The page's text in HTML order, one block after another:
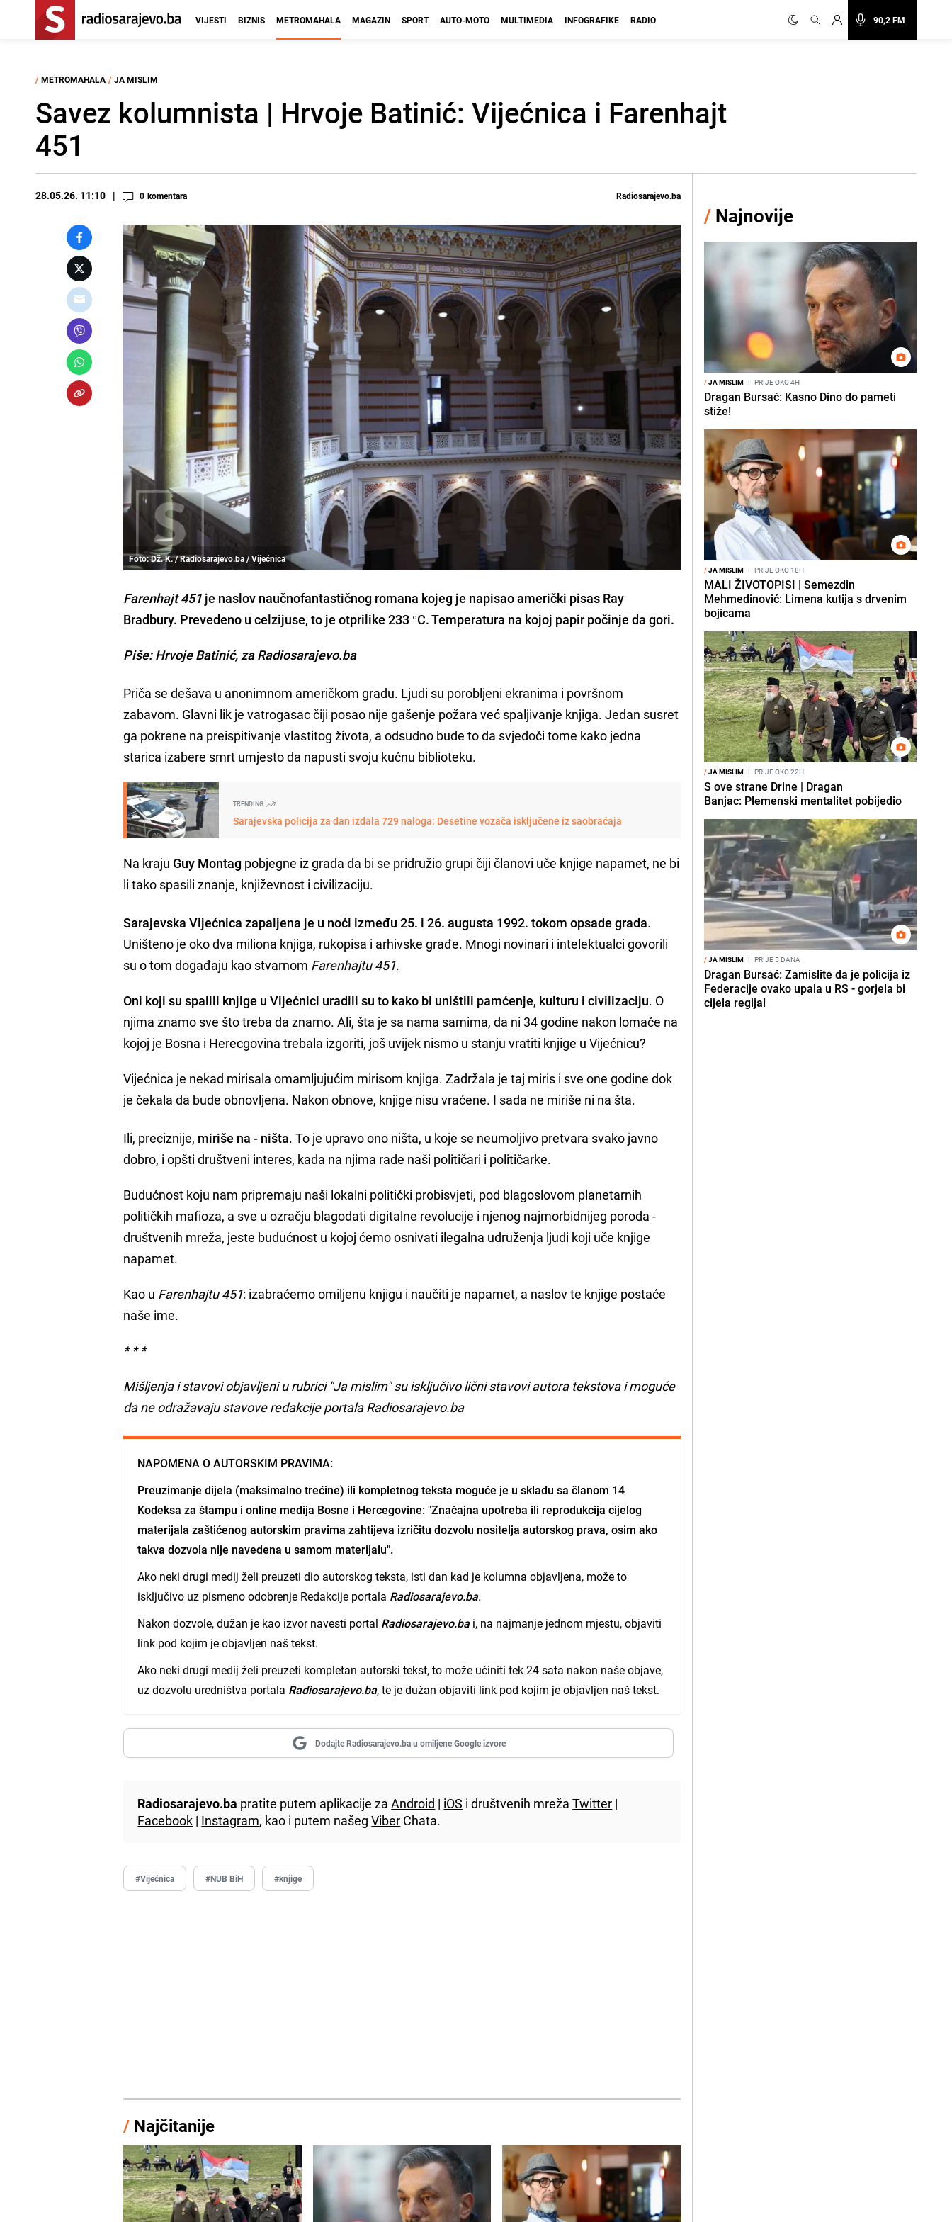
90,2 FM
VIJESTI BIZNIS METROMAHALA MAGAZIN SPORT AUTO-MOTO MULTIMEDIA INFOGRAFIKE RADIO
/ METROMAHALA / JA MISLIM
Savez kolumnista | Hrvoje Batinić: Vijećnica i Farenhajt
451
28.05.26. 11:10 0 komentara Radiosarajevo.ba
Foto: Dž. K. / Radiosarajevo.ba / Vijećnica
Farenhajt 451 je naslov naučnofantastičnog romana kojeg je napisao američki pisas Ray
Bradbury. Prevedeno u celzijuse, to je otprilike 233 °C. Temperatura na kojoj papir počinje da gori.
Piše: Hrvoje Batinić, za Radiosarajevo.ba
Priča se dešava u anonimnom američkom gradu. Ljudi su porobljeni ekranima i površnom
zabavom. Glavni lik je vatrogasac čiji posao nije gašenje požara već spaljivanje knjiga. Jedan susret
ga pokrene na preispitivanje vlastitog života, a odsudno bude to da svjedoči tome kako jedna
starica izabere smrt umjesto da napusti svoju kućnu biblioteku.
TRENDING
Sarajevska policija za dan izdala 729 naloga: Desetine vozača isključene iz saobraćaja
Na kraju Guy Montag pobjegne iz grada da bi se pridružio grupi čiji članovi uče knjige napamet, ne bi
li tako spasili znanje, književnost i civilizaciju.
Sarajevska Vijećnica zapaljena je u noći između 25. i 26. augusta 1992. tokom opsade grada.
Uništeno je oko dva miliona knjiga, rukopisa i arhivske građe. Mnogi novinari i intelektualci govorili
su o tom događaju kao stvarnom Farenhajtu 451.
Oni koji su spalili knjige u Vijećnici uradili su to kako bi uništili pamćenje, kulturu i civilizaciju. O
njima znamo sve što treba da znamo. Ali, šta je sa nama samima, da ni 34 godine nakon lomače na
kojoj je Bosna i Herecgovina trebala izgoriti, još uvijek nismo u stanju vratiti knjige u Vijećnicu?
Vijećnica je nekad mirisala omamljujućim mirisom knjiga. Zadržala je taj miris i sve one godine dok
je čekala da bude obnovljena. Nakon obnove, knjige nisu vraćene. I sada ne miriše ni na šta.
Ili, preciznije, miriše na - ništa. To je upravo ono ništa, u koje se neumoljivo pretvara svako javno
dobro, i opšti društveni interes, kada na njima rade naši političari i političarke.
Budućnost koju nam pripremaju naši lokalni politički probisvjeti, pod blagoslovom planetarnih
političkih mafioza, a sve u ozračju blagodati digitalne revolucije i njenog najmorbidnijeg poroda -
društvenih mreža, jeste budućnost u kojoj ćemo osnivati ilegalna udruženja ljudi koji uče knjige
napamet.
Kao u Farenhajtu 451: izabraćemo omiljenu knjigu i naučiti je napamet, a naslov te knjige postaće
naše ime.
* * *
Mišljenja i stavovi objavljeni u rubrici "Ja mislim" su isključivo lični stavovi autora tekstova i moguće
da ne odražavaju stavove redakcije portala Radiosarajevo.ba
NAPOMENA O AUTORSKIM PRAVIMA:
Preuzimanje dijela (maksimalno trećine) ili kompletnog teksta moguće je u skladu sa članom 14
Kodeksa za štampu i online medija Bosne i Hercegovine: "Značajna upotreba ili reprodukcija cijelog
materijala zaštićenog autorskim pravima zahtijeva izričitu dozvolu nositelja autorskog prava, osim ako
takva dozvola nije navedena u samom materijalu".
Ako neki drugi medij želi preuzeti dio autorskog teksta, isti dan kad je kolumna objavljena, može to
isključivo uz pismeno odobrenje Redakcije portala Radiosarajevo.ba.
Nakon dozvole, dužan je kao izvor navesti portal Radiosarajevo.bai, na najmanje jednom mjestu, objaviti
link pod kojim je objavljen naš tekst.
Ako neki drugi medij želi preuzeti kompletan autorski tekst, to može učiniti tek 24 sata nakon naše objave,
uz dozvolu uredništva portala Radiosarajevo.ba, te je dužan objaviti link pod kojim je objavljen naš tekst.
Dodajte Radiosarajevo.ba u omiljene Google izvore
Radiosarajevo.ba pratite putem aplikacije zaAndroid | iOS i društvenih mrežaTwitter |
Facebook | Instagram, kao i putem našegViber Chata.
#Vijećnica #NUB BiH #knjige
/ Najčitanije
/ Najnovije
/JA MISLIM I PRIJE OKO 4H
Dragan Bursać: Kasno Dino do pameti
stiže!
/JA MISLIM I PRIJE OKO 18H
MALI ŽIVOTOPISI | Semezdin
Mehmedinović: Limena kutija s drvenim
bojicama
/JA MISLIM I PRIJE OKO 22H
S ove strane Drine | Dragan
Banjac: Plemenski mentalitet pobijedio
/JA MISLIM I PRIJE 5 DANA
Dragan Bursać: Zamislite da je policija iz
Federacije ovako upala u RS - gorjela bi
cijela regija!